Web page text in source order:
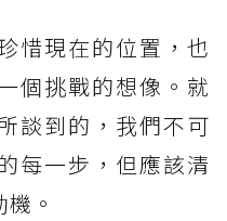
惜現在的位置，也
個挑戰的想像。就
談到的，我們不可
每一步，但應該清
。